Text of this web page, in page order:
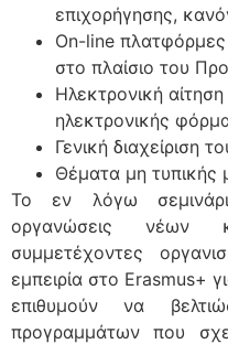
επιχορήγησης,
On-line
στο πλαίσιο του
Ηλεκτρονική αίτηση
ηλεκτρονικής
Γενική διαχείριση
Θέματα μη τυπικής
Το εν λόγω
οργανώσεις νέων
συμμετέχοντες
εμπειρία στο Erasmus+
επιθυμούν να
προγραμμάτων που